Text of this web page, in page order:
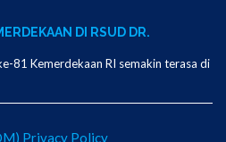
DI RSUD DR.
81 Kemerdekaan RI semakin terasa di
Privacy Policy